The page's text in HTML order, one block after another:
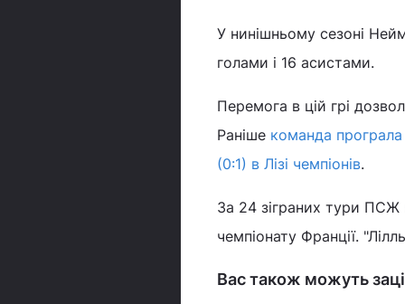
У нинішньому сезоні
голами і 16 асистами.
Перемога в цій грі
Раніше команда
(0:1) в Лізі чемпіонів.
За 24 зіграних тури ПСЖ
чемпіонату Франції.
Вас також можуть